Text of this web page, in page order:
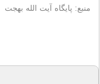
منبع: پایگاه آیت الله بهجت